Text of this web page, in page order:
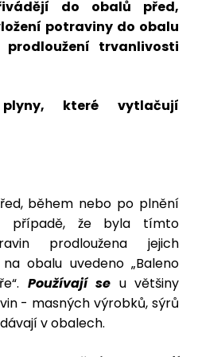
do obalů před,
potraviny do obalu
trvanlivosti
které vytlačují
během nebo po plnění
případě, že byla tímto
prodloužena jejich
obalu uvedeno „Baleno
Používají se u většiny
- masných výrobků, sýrů
v obalech.